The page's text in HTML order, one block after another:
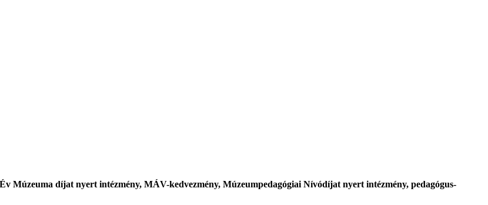
Múzeuma díjat nyert intézmény, MÁV-kedvezmény, Múzeumpedagógiai Nívódíjat nyert intézmény, pedagógus-